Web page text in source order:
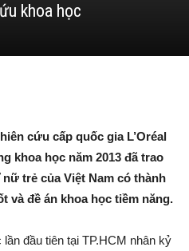
khoa học
cứu cấp quốc gia L’Oréal
khoa học năm 2013 đã trao
trẻ của Việt Nam có thành
và đề án khoa học tiềm năng.
đầu tiên tại TP.HCM nhân kỷ